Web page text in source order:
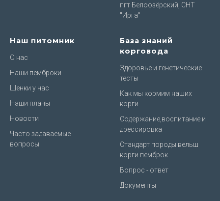
пгт Белоозёрский, СНТ
"Ирга"
Наш питомник
О нас
Наши пемброки
Щенки у нас
Наши планы
Новости
Часто задаваемые
вопросы
База знаний
корговода
Здоровье и генетические
тесты
Как мы кормим наших
корги
Содержание,воспитание и
дрессировка
Стандарт породы вельш
корги пемброк
Вопрос - ответ
Документы